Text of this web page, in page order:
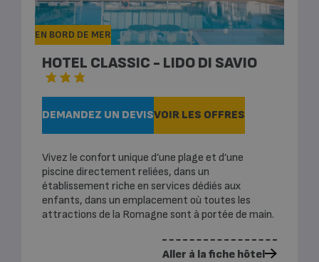
HOTEL CLASSIC - LIDO DI SAVIO
DEMANDEZ UN DEVISVOIR LES OFFRES
Vivez le confort unique d’une plage et d’une
piscine directement reliées, dans un
établissement riche en services dédiés aux
enfants, dans un emplacement où toutes les
attractions de la Romagne sont à portée de main.
Aller à la fiche hôtel
EN BORD DE MER